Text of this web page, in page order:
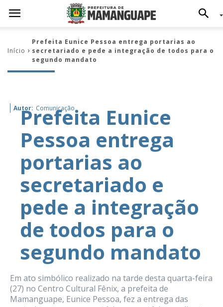
Início
Prefeita Eunice Pessoa entrega portarias ao
secretariado e pede a integração de todos para o
segundo mandato
Autor: Comunicação
Prefeita Eunice
Pessoa entrega
portarias ao
secretariado e
pede a integração
de todos para o
segundo mandato
Em ato simbólico realizado na tarde desta quarta-feira
(27) no Centro Cultural Fênix, a prefeita de
Mamanguape, Eunice Pessoa, fez a entrega das